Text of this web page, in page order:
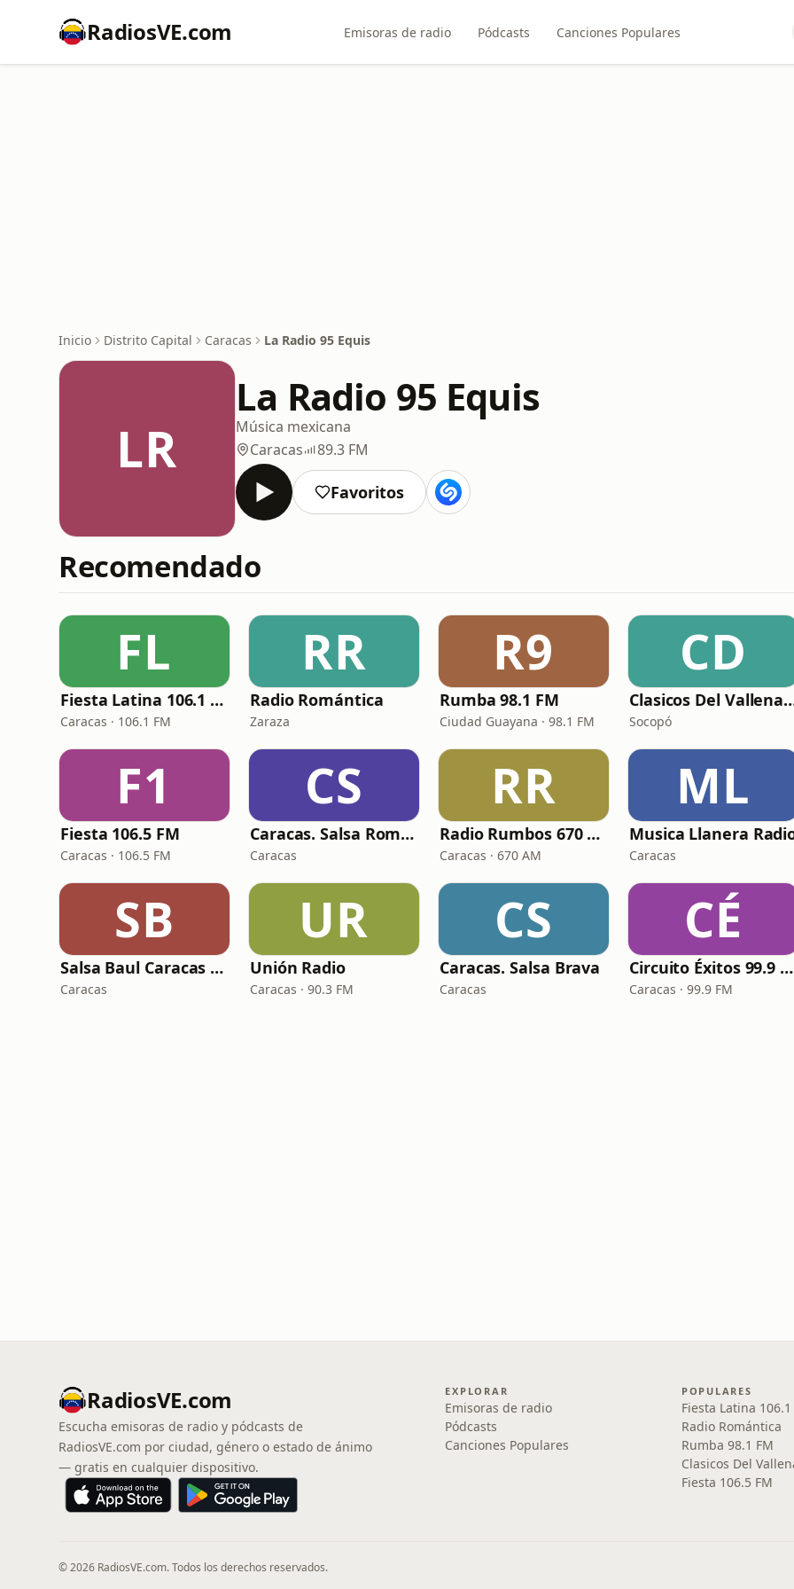
RadiosVE.com Emisoras de radio Pódcasts Canciones Populares
Inicio Distrito Capital Caracas La Radio 95 Equis
LR
La Radio 95 Equis
Música mexicana
Caracas
89.3 FM
Favoritos
Recomendado
FL
Fiesta Latina 106.1 FM
Caracas · 106.1 FM
RR
Radio Romántica
Zaraza
R9
Rumba 98.1 FM
Ciudad Guayana · 98.1 FM
CD
Clasicos
Socopó
F1
Fiesta 106.5 FM
Caracas · 106.5 FM
CS
Caracas. Salsa Romántica
Caracas
RR
Radio Rumbos 670 AM
Caracas · 670 AM
ML
Musica Llanera
Caracas
SB
Salsa Baul Caracas Radio
Caracas
UR
Unión Radio
Caracas · 90.3 FM
CS
Caracas. Salsa Brava
Caracas
CÉ
Circuito Éxitos 99.9 FM
Caracas · 99.9 FM
RadiosVE.com
Escucha emisoras de radio y pódcasts de
RadiosVE.com por ciudad, género o estado de ánimo
— gratis en cualquier dispositivo.
EXPLORAR
Emisoras de radio
Pódcasts
Canciones Populares
POPULARES
Fiesta Latina 106.1
Radio Romántica
Rumba 98.1 FM
Clasicos Del
Fiesta 106.5 FM
© 2026 RadiosVE.com. Todos los derechos reservados.